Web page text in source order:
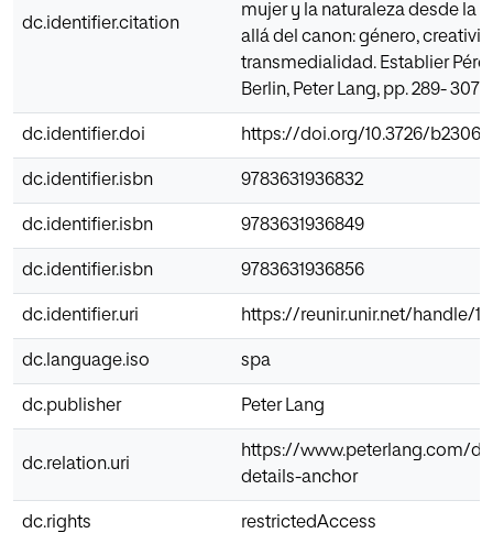
dc.identifier.citation
mujer y la naturaleza desde la
allá del canon: género,
transmedialidad. Establier
Berlin, Peter Lang, pp. 289- 307
dc.identifier.doi https://doi.org/10.3726/b23067
dc.identifier.isbn 9783631936832
dc.identifier.isbn 9783631936849
dc.identifier.isbn 9783631936856
dc.identifier.uri https://reunir.unir.net/handle/
dc.language.iso spa
dc.publisher Peter Lang
dc.relation.uri
https://www.peterlang.com/
details-anchor
dc.rights restrictedAccess